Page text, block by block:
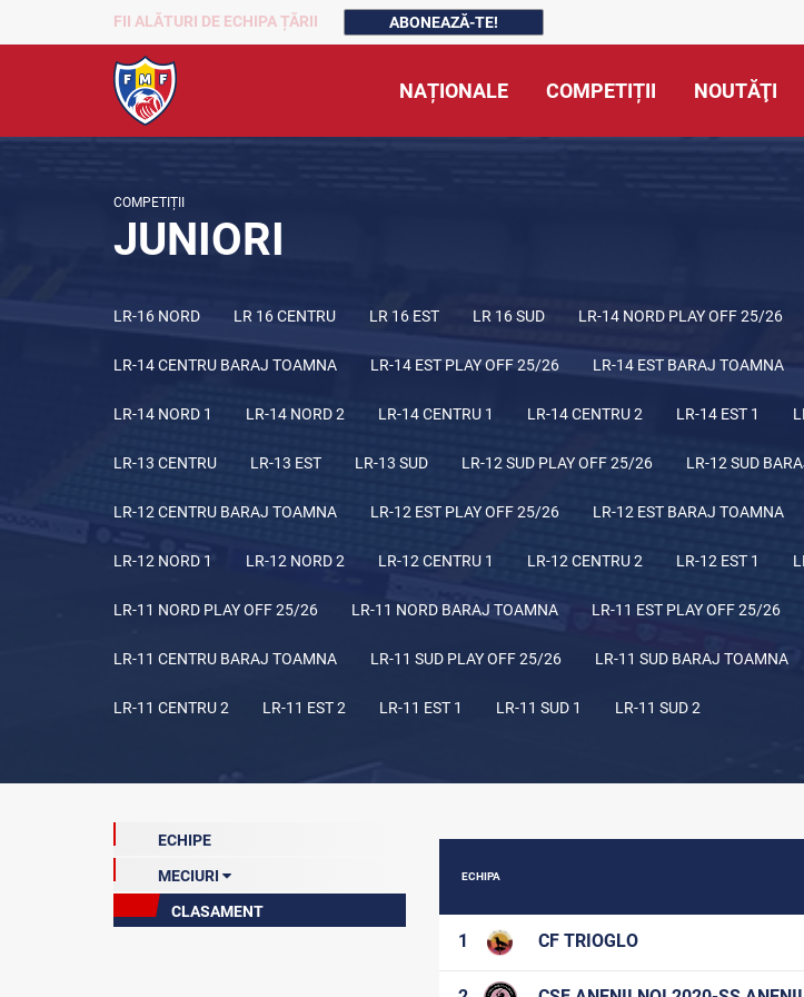
FII ALĂTURI DE ECHIPA ȚĂRII ABONEAZĂ-TE!
NAȚIONALE COMPETIȚII NOUTĂŢI
COMPETIȚII
JUNIORI
LR-16 NORD LR 16 CENTRU LR 16 EST LR 16 SUD LR-14 NORD PLAY OFF 25/26
LR-14 CENTRU BARAJ TOAMNA LR-14 EST PLAY OFF 25/26 LR-14 EST BARAJ TOAMNA
LR-14 NORD 1 LR-14 NORD 2 LR-14 CENTRU 1 LR-14 CENTRU 2 LR-14 EST 1
LR-13 CENTRU LR-13 EST LR-13 SUD LR-12 SUD PLAY OFF 25/26 LR-12 SUD
LR-12 CENTRU BARAJ TOAMNA LR-12 EST PLAY OFF 25/26 LR-12 EST BARAJ TOAMNA
LR-12 NORD 1 LR-12 NORD 2 LR-12 CENTRU 1 LR-12 CENTRU 2 LR-12 EST 1
LR-11 NORD PLAY OFF 25/26 LR-11 NORD BARAJ TOAMNA LR-11 EST PLAY OFF 25/26
LR-11 CENTRU BARAJ TOAMNA LR-11 SUD PLAY OFF 25/26 LR-11 SUD BARAJ TOAMNA
LR-11 CENTRU 2 LR-11 EST 2 LR-11 EST 1 LR-11 SUD 1 LR-11 SUD 2
ECHIPE
MECIURI
Etapa 10 (curentă)
CLASAMENT
ECHIPA
1 CF TRIOGLO